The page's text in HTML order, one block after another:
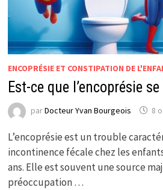
ENCOPRÉSIE ET CONSTIPATION DE
Est-ce que l’encoprésie
parDocteur Yvan Bourgeois 8
L’encoprésie est un trouble
incontinence fécale chez les
ans. Elle est souvent une source
préoccupation …